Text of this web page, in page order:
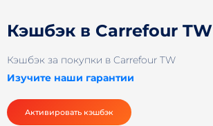
Кэшбэк в Carrefour TW
Кэшбэк за покупки в Carrefour TW
Изучите наши гарантии
Активировать кэшбэк